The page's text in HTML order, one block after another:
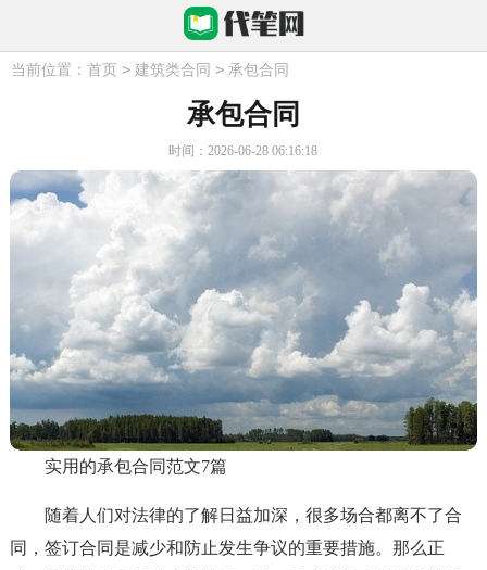
当前位置： 首页 > 建筑类合同 > 承包合同
承包合同
时间：2026-06-28 06:16:18
实用的承包合同范文7篇
随着人们对法律的了解日益加深，很多场合都离不了合
同，签订合同是减少和防止发生争议的重要措施。那么正